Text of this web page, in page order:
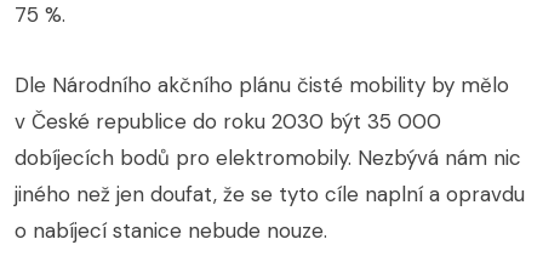
75 %.
Dle Národního akčního plánu čisté mobility by mělo
v České republice do roku 2030 být 35 000
dobíjecích bodů pro elektromobily. Nezbývá nám nic
jiného než jen doufat, že se tyto cíle naplní a opravdu
o nabíjecí stanice nebude nouze.